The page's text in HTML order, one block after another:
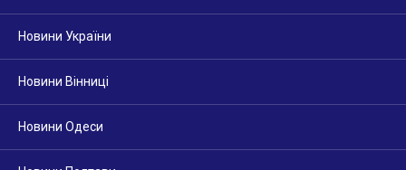
Новини України
Новини Вінниці
Новини Одеси